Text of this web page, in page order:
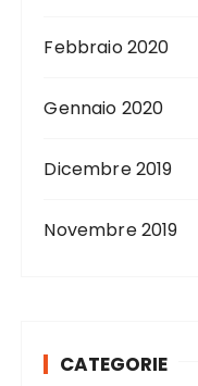
Febbraio 2020
Gennaio 2020
Dicembre 2019
Novembre 2019
CATEGORIE